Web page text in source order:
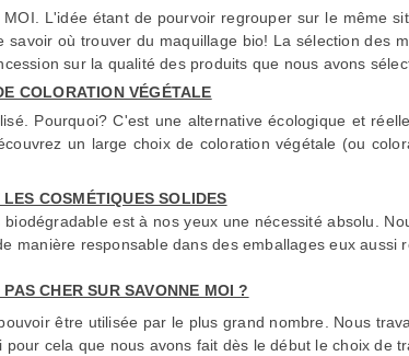
MOI. L'idée étant de pourvoir regrouper sur le même
où trouver du maquillage bio! La sélection des
sur la qualité des produits que nous avons
COLORATION VÉGÉTALE
Pourquoi? C'est une alternative écologique et
un large choix de coloration végétale (ou
COSMÉTIQUES SOLIDES
est à nos yeux une nécessité absolu.
responsable dans des emballages eux aussi
CHER SUR SAVONNE MOI ?
être utilisée par le plus grand nombre. Nous
cela que nous avons fait dès le début le choix de